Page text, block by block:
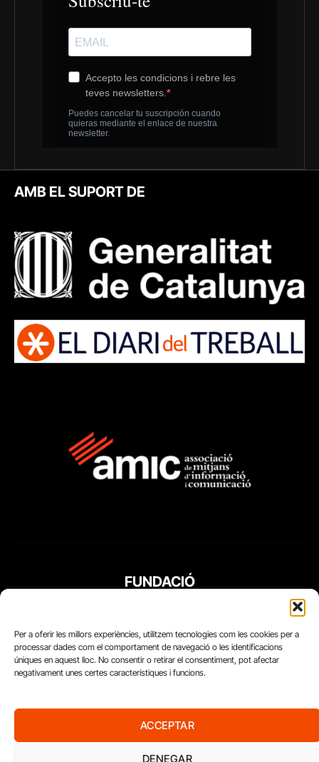
Per a oferir les millors experiències, utilitzem tecnologies com les cookies per a
processar dades com el comportament de navegació o les identificacions
úniques en aquest lloc. No consentir o retirar el consentiment, pot afectar
negativament unes certes característiques i funcions.
ACCEPTAR
DENEGAR
AMB EL SUPORT DE
FUNDACIÓ